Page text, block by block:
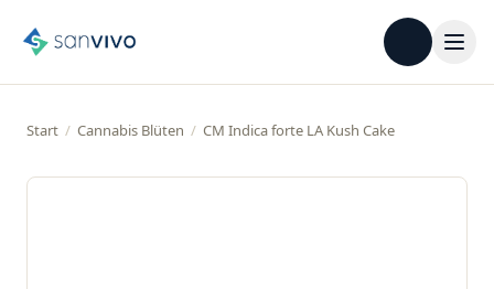
Start / Cannabis Blüten / CM Indica forte LA Kush Cake